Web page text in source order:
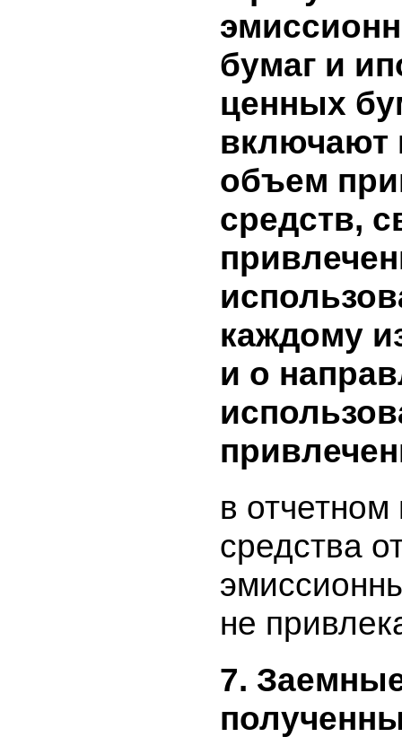
090
Изменение
6.
в
бумаг и
ценных
объем
средств,
каждому
и о